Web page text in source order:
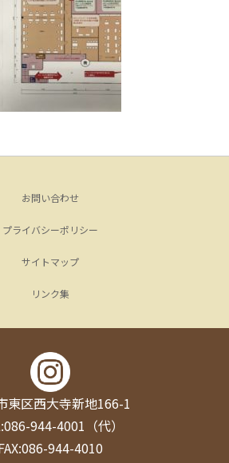
お問い合わせ
プライバシーポリシー
サイトマップ
リンク集
東区西大寺新地166-1
944-4001（代）
944-4010